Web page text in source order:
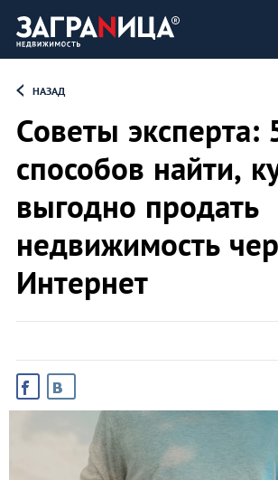
НАЗАД
Советы эксперта:
способов найти,
выгодно продать
недвижимость
Интернет